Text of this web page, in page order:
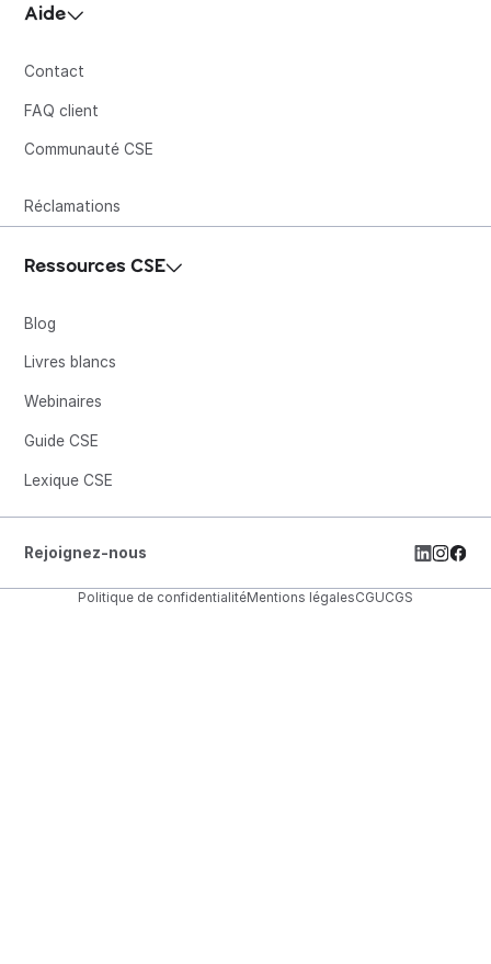
Aide
Contact
FAQ client
Communauté CSE
Réclamations
Ressources CSE
Blog
Livres blancs
Webinaires
Guide CSE
Lexique CSE
Politique de confidentialitéMentions légalesCGUCGS
Rejoignez-nous